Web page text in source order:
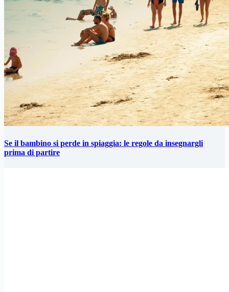
Se il bambino si perde in spiaggia: le regole da insegnargli
prima di partire